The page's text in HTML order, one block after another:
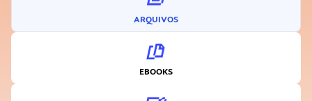
ARQUIVOS
EBOOKS